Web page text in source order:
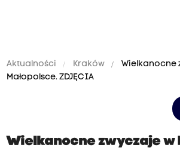
Aktualności Kraków
Wielkanocne
Małopolsce. ZDJĘCIA
Wielkanocne zwyczaje w